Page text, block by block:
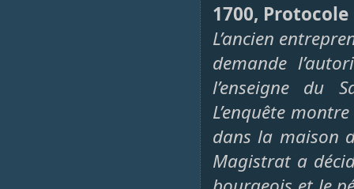
1700, Protocole
L’ancien
demande
l’enseigne du
L’enquête
dans la maison
Magistrat a